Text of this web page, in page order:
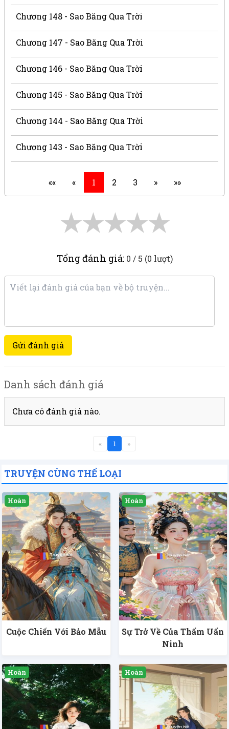
Chương 148 - Sao Băng Qua Trời
Chương 147 - Sao Băng Qua Trời
Chương 146 - Sao Băng Qua Trời
Chương 145 - Sao Băng Qua Trời
Chương 144 - Sao Băng Qua Trời
Chương 143 - Sao Băng Qua Trời
«« « 1 2 3 » »»
★
★
★
★
★
Tổng đánh giá: 0 / 5 (0 lượt)
Gửi đánh giá
Danh sách đánh giá
Chưa có đánh giá nào.
« 1 »
TRUYỆN CÙNG THỂ LOẠI
Cuộc Chiến Với Bảo Mẫu
Sự Trở Về Của Thẩm Uẩn
Ninh